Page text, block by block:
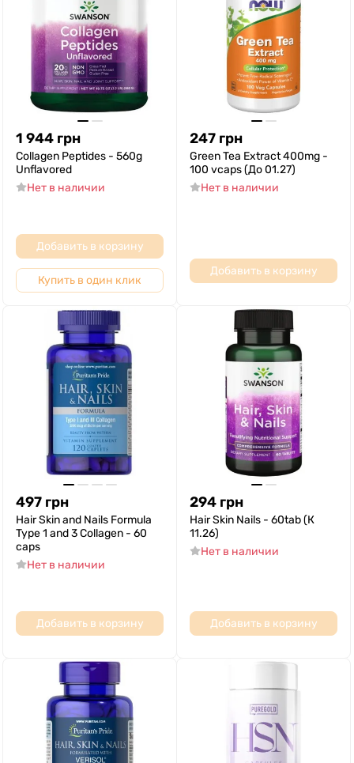
1 944 грн
Collagen Peptides - 560g
Unflavored
Нет в наличии
Добавить в корзину
Купить в один клик
247 грн
Green Tea Extract 400mg -
100 vcaps (До 01.27)
Нет в наличии
Добавить в корзину
497 грн
Hair Skin and Nails Formula
Type 1 and 3 Collagen - 60
caps
Нет в наличии
Добавить в корзину
294 грн
Hair Skin Nails - 60tab (К
11.26)
Нет в наличии
Добавить в корзину